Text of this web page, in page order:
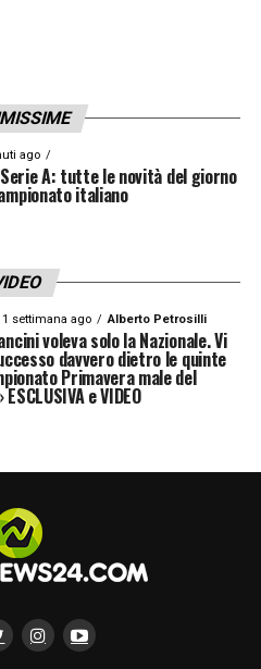
ago
A: tutte le novità del giorno
italiano
1 settimana ago Alberto Petrosilli
voleva solo la Nazionale. Vi
davvero dietro le quinte
Primavera male del
e VIDEO